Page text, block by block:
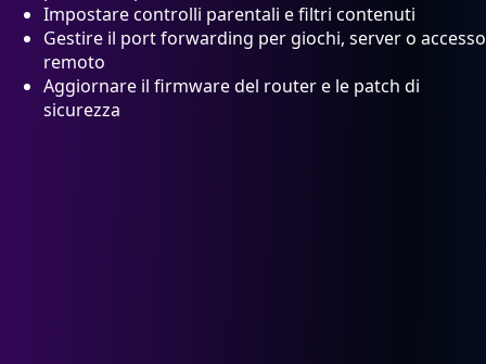
Impostare controlli parentali e filtri contenuti
Gestire il port forwarding per giochi, server o accesso
remoto
Aggiornare il firmware del router e le patch di
sicurezza